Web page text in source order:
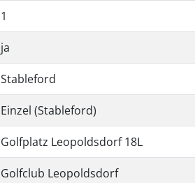
1
ja
Stableford
Einzel (Stableford)
Golfplatz Leopoldsdorf 18L
Golfclub Leopoldsdorf